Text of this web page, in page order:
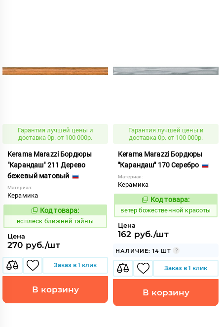
Гарантия лучшей цены и
доставка 0р. от 100 000р.
Kerama Marazzi Бордюры
"Карандаш" 211 Дерево
бежевый матовый
Материал:
Керамика
235101
Код товара:
всплеск ближней тайны
Цена
270 руб./шт
Заказ в 1 клик
В корзину
Гарантия лучшей цены и
доставка 0р. от 100 000р.
Kerama Marazzi Бордюры
"Карандаш" 170 Серебро
Материал:
Керамика
110165
Код товара:
ветер божественной красоты
Цена
162 руб./шт
НАЛИЧИЕ: 14 ШТ
Заказ в 1 клик
В корзину